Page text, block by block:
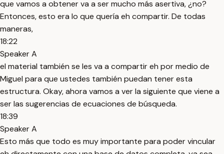
que vamos a obtener va a ser mucho más asertiva, ¿no?
Entonces, esto era lo que quería eh compartir. De todas
maneras,
18:22
Speaker A
el material también se les va a compartir eh por medio de
Miguel para que ustedes también puedan tener esta
estructura. Okay, ahora vamos a ver la siguiente que viene a
ser las sugerencias de ecuaciones de búsqueda.
18:39
Speaker A
Esto más que todo es muy importante para poder vincular